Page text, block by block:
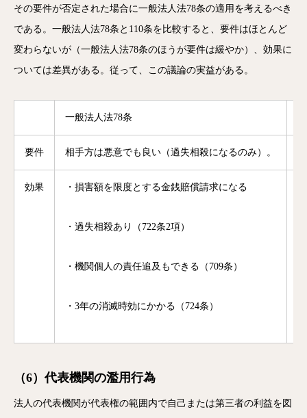
その要件が否定された場合に一般法人法78条の適用を考えるべき
である。一般法人法78条と110条を比較すると、要件はほとんど
変わらないが（一般法人法78条のほうが要件は緩やか）、効果に
ついては差異がある。従って、この議論の実益がある。
一般法人法78条
要件 相手方は悪意でも良い（過失相殺になるのみ）。
効果 ・損害額を限度とする金銭賠償請求になる
・過失相殺あり（722条2項）
・機関個人の責任追及もできる（709条）
・3年の消滅時効にかかる（724条）
（6）代表機関の濫用行為
法人の代表機関が代表権の範囲内で自己または第三者の利益を図